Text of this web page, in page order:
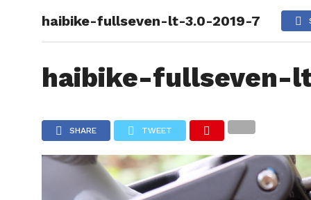
haibike-fullseven-lt-3.0-2019-7
haibike-fullseven-
SHARE TWEET